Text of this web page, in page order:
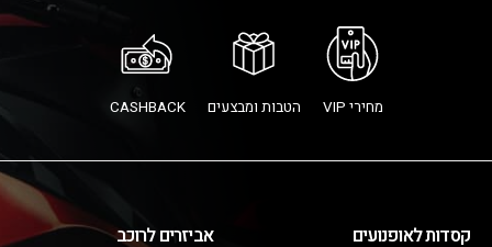
מחירי VIP הטבות ומבצעים CASHBACK
קסדות לאופנועים אביזרים לרוכב